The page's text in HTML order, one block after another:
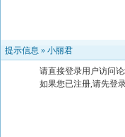
提示信息 » 小丽君
请直接登录用户访问
如果您已注册,请先登